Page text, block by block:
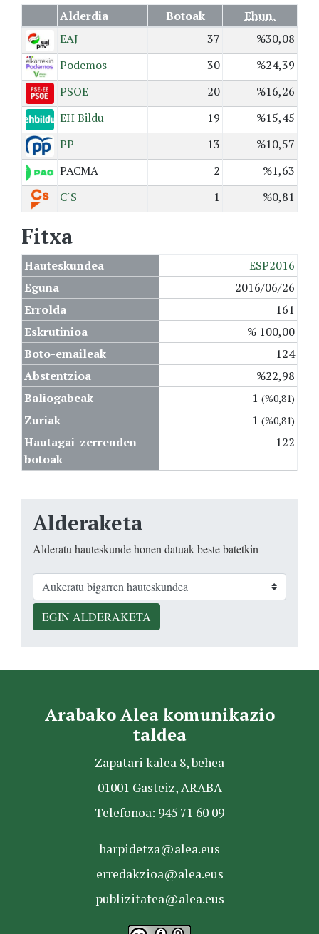
Alderdia Botoak
Ehun.
EAJ
37
%30,08
Podemos
30
%24,39
PSOE
20
%16,26
EH Bildu
19
%15,45
PP
13
%10,57
PACMA
2
%1,63
C´S
1 %0,81
Fitxa
Hauteskundea
ESP2016
Eguna
2016/06/26
Errolda
161
Eskrutinioa
% 100,00
Boto-emaileak
124
Abstentzioa
%22,98
Baliogabeak
1 (%0,81)
Zuriak 1 (%0,81)
Hautagai-zerrenden
botoak
122
Alderaketa
Alderatu hauteskunde honen datuak beste batetkin
EGIN ALDERAKETA
Arabako Alea komunikazio
taldea
Zapatari kalea 8, behea
01001 Gasteiz, ARABA
Telefonoa: 945 71 60 09
harpidetza@alea.eus
erredakzioa@alea.eus
publizitatea@alea.eus